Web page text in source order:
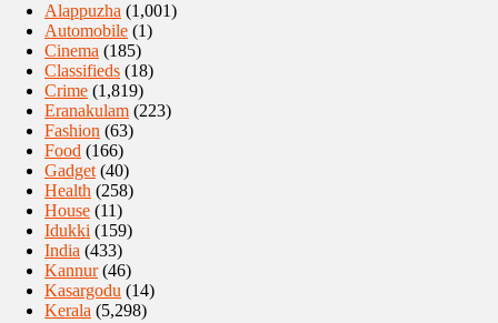
Alappuzha (1,001)
Automobile (1)
Cinema (185)
Classifieds (18)
Crime (1,819)
Eranakulam (223)
Fashion (63)
Food (166)
Gadget (40)
Health (258)
House (11)
Idukki (159)
India (433)
Kannur(46)
Kasargodu (14)
Kerala (5,298)